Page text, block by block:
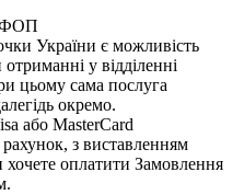
ФОП
України є можливість
у відділенні
цьому сама послуга
окремо.
або MasterCard
з виставленням
оплатити Замовлення